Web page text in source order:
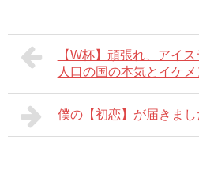
【W杯】頑張れ、アイ
人口の国の本気とイケメ
僕の【初恋】が届きまし